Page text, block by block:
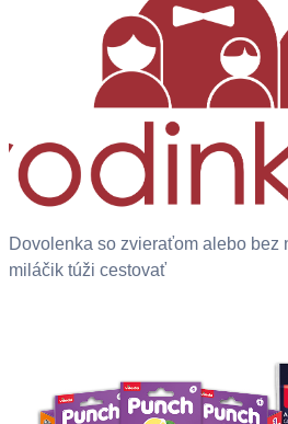
Dovolenka so zvieraťom alebo bez
miláčik túži cestovať